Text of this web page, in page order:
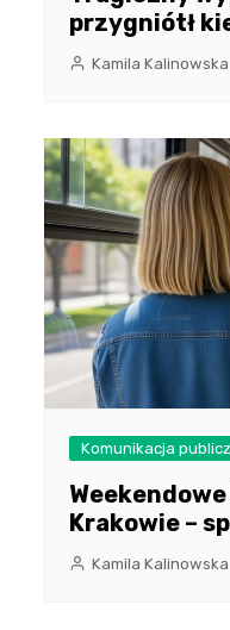
przygniótł
Kamila Kalinowska
Komunikacja
Krakowie –
Kamila Kalinowska